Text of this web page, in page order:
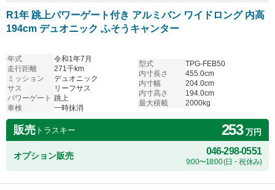
R1年 跳上パワーゲート付き アルミバン ワイドロング 内高
194cm デュオニック ふそうキャンター
年式
令和1年7月
走行距離
271千km
ミッション
デュオニック
サス
リーフサス
パワーゲート 跳上
車検
一時抹消
型式
TPG-FEB50
内寸長さ
455.0cm
内寸幅
204.0cm
内寸高さ
194.0cm
最大積載
2000kg
販売 トラスキー 253万円
オプション販売 046-298-0551
9:00〜18:00 (日・祝休み)